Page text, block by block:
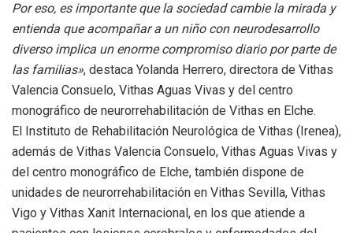
Por eso, es importante que la sociedad cambie la mirada y
entienda que acompañar a un niño con neurodesarrollo
diverso implica un enorme compromiso diario por parte de
las familias», destaca Yolanda Herrero, directora de Vithas
Valencia Consuelo, Vithas Aguas Vivas y del centro
monográfico de neurorrehabilitación de Vithas en Elche.
El Instituto de Rehabilitación Neurológica de Vithas (Irenea),
además de Vithas Valencia Consuelo, Vithas Aguas Vivas y
del centro monográfico de Elche, también dispone de
unidades de neurorrehabilitación en Vithas Sevilla, Vithas
Vigo y Vithas Xanit Internacional, en los que atiende a